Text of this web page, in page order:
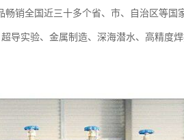
销全国近三十多个省、市、自治区等国
导实验、金属制造、深海潜水、高精度焊